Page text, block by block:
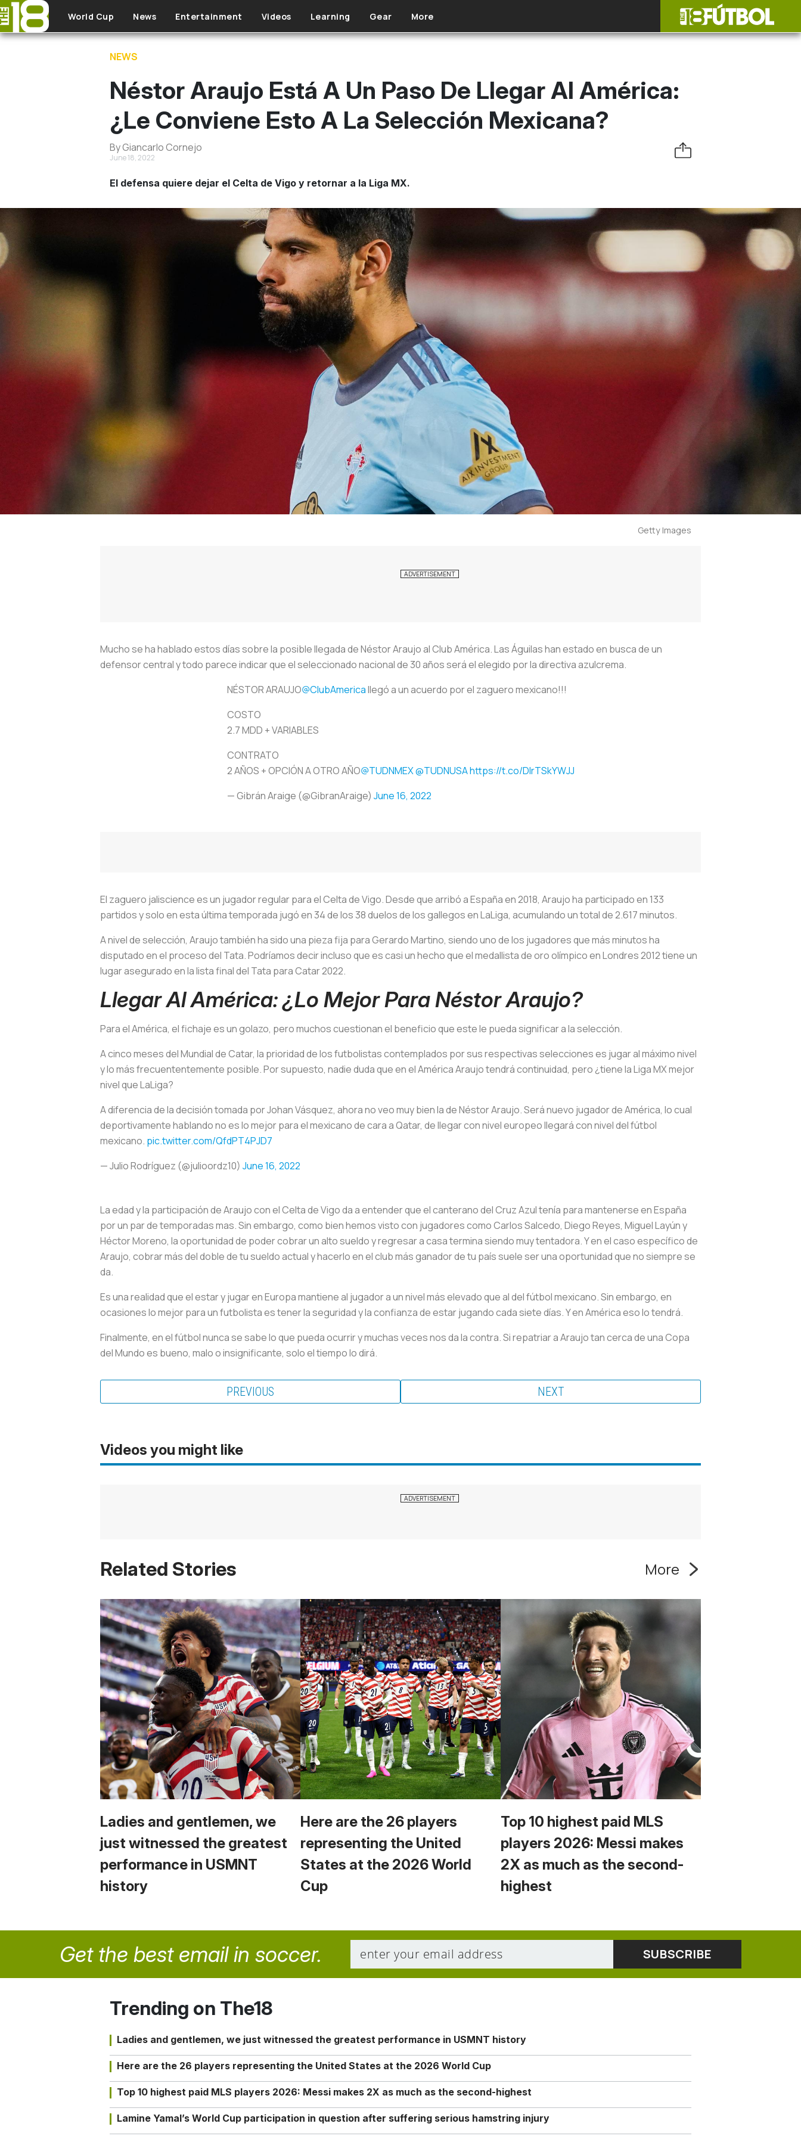
Skip to main content
World Cup News Entertainment Videos Learning Gear More
NEWS
Néstor Araujo Está A Un Paso De Llegar Al América:
¿Le Conviene Esto A La Selección Mexicana?
By Giancarlo Cornejo
June 18, 2022
El defensa quiere dejar el Celta de Vigo y retornar a la Liga MX.
Getty Images
Mucho se ha hablado estos días sobre la posible llegada de Néstor Araujo al Club América. Las Águilas han estado en busca de un
defensor central y todo parece indicar que el seleccionado nacional de 30 años será el elegido por la directiva azulcrema.
NÉSTOR ARAUJO@ClubAmericallegó a un acuerdo por el zaguero mexicano!!!
COSTO
2.7 MDD + VARIABLES
CONTRATO
2 AÑOS + OPCIÓN A OTRO AÑO@TUDNMEX@TUDNUSAhttps://t.co/DlrTSkYWJJ
— Gibrán Araige (@GibranAraige) June 16, 2022
El zaguero jaliscience es un jugador regular para el Celta de Vigo. Desde que arribó a España en 2018, Araujo ha participado en 133
partidos y solo en esta última temporada jugó en 34 de los 38 duelos de los gallegos en LaLiga, acumulando un total de 2.617 minutos.
A nivel de selección, Araujo también ha sido una pieza fija para Gerardo Martino, siendo uno de los jugadores que más minutos ha
disputado en el proceso del Tata. Podríamos decir incluso que es casi un hecho que el medallista de oro olímpico en Londres 2012 tiene un
lugar asegurado en la lista final del Tata para Catar 2022.
Llegar Al América: ¿Lo Mejor Para Néstor Araujo?
Para el América, el fichaje es un golazo, pero muchos cuestionan el beneficio que este le pueda significar a la selección.
A cinco meses del Mundial de Catar, la prioridad de los futbolistas contemplados por sus respectivas selecciones es jugar al máximo nivel
y lo más frecuententemente posible. Por supuesto, nadie duda que en el América Araujo tendrá continuidad, pero ¿tiene la Liga MX mejor
nivel que LaLiga?
A diferencia de la decisión tomada por Johan Vásquez, ahora no veo muy bien la de Néstor Araujo. Será nuevo jugador de América, lo cual
deportivamente hablando no es lo mejor para el mexicano de cara a Qatar, de llegar con nivel europeo llegará con nivel del fútbol
mexicano. pic.twitter.com/QfdPT4PJD7
— Julio Rodríguez (@julioordz10) June 16, 2022
La edad y la participación de Araujo con el Celta de Vigo da a entender que el canterano del Cruz Azul tenía para mantenerse en España
por un par de temporadas mas. Sin embargo, como bien hemos visto con jugadores como Carlos Salcedo, Diego Reyes, Miguel Layún y
Héctor Moreno, la oportunidad de poder cobrar un alto sueldo y regresar a casa termina siendo muy tentadora. Y en el caso específico de
Araujo, cobrar más del doble de tu sueldo actual y hacerlo en el club más ganador de tu país suele ser una oportunidad que no siempre se
da.
Es una realidad que el estar y jugar en Europa mantiene al jugador a un nivel más elevado que al del fútbol mexicano. Sin embargo, en
ocasiones lo mejor para un futbolista es tener la seguridad y la confianza de estar jugando cada siete días. Y en América eso lo tendrá.
Finalmente, en el fútbol nunca se sabe lo que pueda ocurrir y muchas veces nos da la contra. Si repatriar a Araujo tan cerca de una Copa
del Mundo es bueno, malo o insignificante, solo el tiempo lo dirá.
PREVIOUS NEXT
Videos you might like
Related Stories More
Ladies and gentlemen, we
just witnessed the greatest
performance in USMNT
history
Here are the 26 players
representing the United
States at the 2026 World
Cup
Top 10 highest paid MLS
players 2026: Messi makes
2X as much as the second-
highest
Get the best email in soccer.
Trending on The18
Ladies and gentlemen, we just witnessed the greatest performance in USMNT history
Here are the 26 players representing the United States at the 2026 World Cup
Top 10 highest paid MLS players 2026: Messi makes 2X as much as the second-highest
Lamine Yamal’s World Cup participation in question after suffering serious hamstring injury